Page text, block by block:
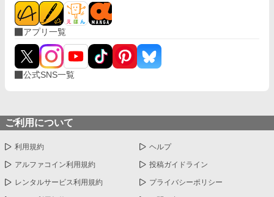
アプリ一覧
公式SNS一覧
ご利用について
利用規約 ヘルプ
アルファコイン利用規約 投稿ガイドライン
レンタルサービス利用規約 プライバシーポリシー